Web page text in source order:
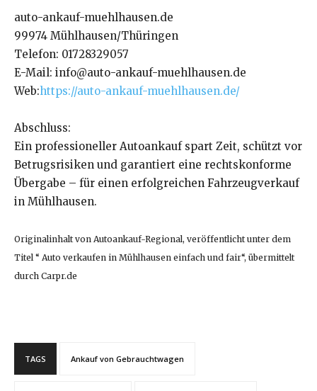
auto-ankauf-muehlhausen.de
99974 Mühlhausen/Thüringen
Telefon: 01728329057
E-Mail: info@auto-ankauf-muehlhausen.de
Web:https://auto-ankauf-muehlhausen.de/
Abschluss:
Ein professioneller Autoankauf spart Zeit, schützt vor
Betrugsrisiken und garantiert eine rechtskonforme
Übergabe – für einen erfolgreichen Fahrzeugverkauf
in Mühlhausen.
Originalinhalt von Autoankauf-Regional, veröffentlicht unter dem
Titel “ Auto verkaufen in Mühlhausen einfach und fair“, übermittelt
durch Carpr.de
TAGS Ankauf von Gebrauchtwagen